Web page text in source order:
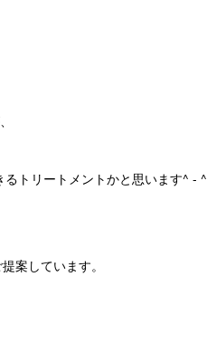
トリートメントかと思います^ - ^
案しています。